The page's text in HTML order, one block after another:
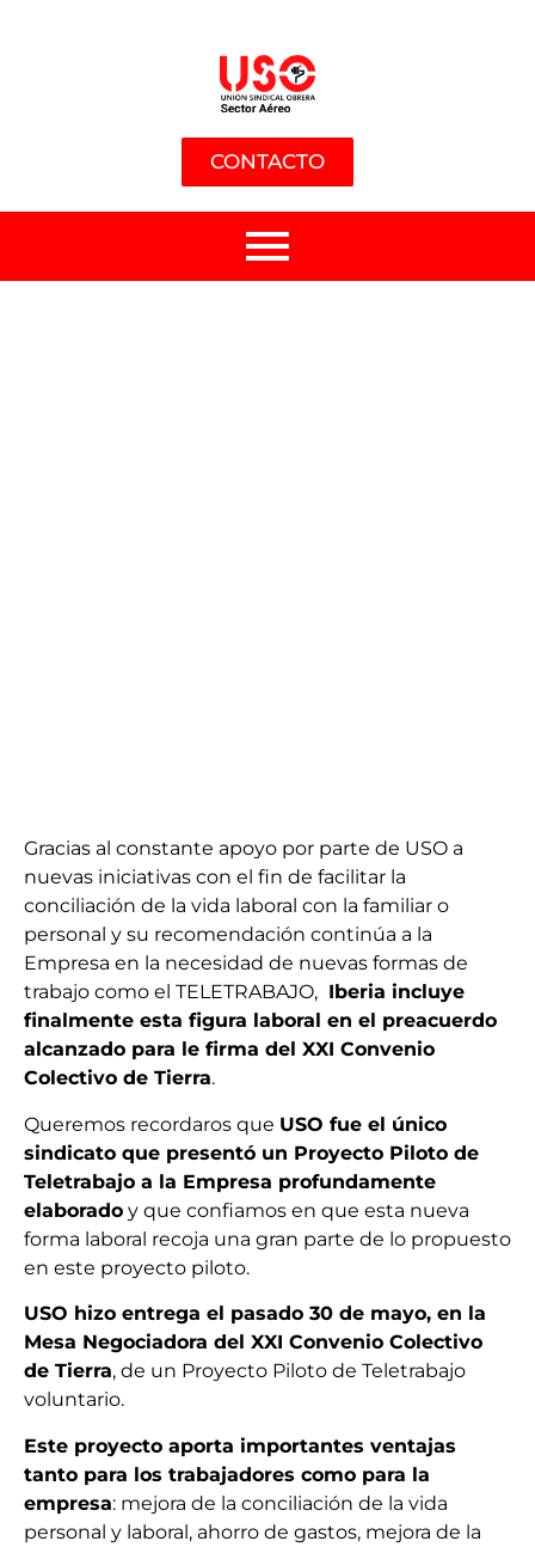
CONTACTO
Gracias al constante apoyo por parte de USO a
nuevas iniciativas con el fin de facilitar la
conciliación de la vida laboral con la familiar o
personal y su recomendación continúa a la
Empresa en la necesidad de nuevas formas de
trabajo como el TELETRABAJO, Iberia incluye
finalmente esta figura laboral en el preacuerdo
alcanzado para le firma del XXI Convenio
Colectivo de Tierra.
Queremos recordaros que USO fue el único
sindicato que presentó un Proyecto Piloto de
Teletrabajo a la Empresa profundamente
elaborado y que confiamos en que esta nueva
forma laboral recoja una gran parte de lo propuesto
en este proyecto piloto.
USO hizo entrega el pasado 30 de mayo, en la
Mesa Negociadora del XXI Convenio Colectivo
de Tierra, de un Proyecto Piloto de Teletrabajo
voluntario.
Este proyecto aporta importantes ventajas
tanto para los trabajadores como para la
empresa: mejora de la conciliación de la vida
personal y laboral, ahorro de gastos, mejora de la